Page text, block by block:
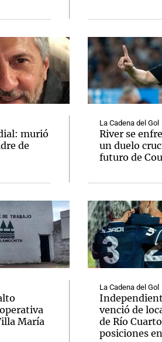
murió
de
María
La Cadena del Gol
River se
un duelo
futuro de
La Cadena del Gol
venció de
de Río
posiciones
El huracán de Arequito